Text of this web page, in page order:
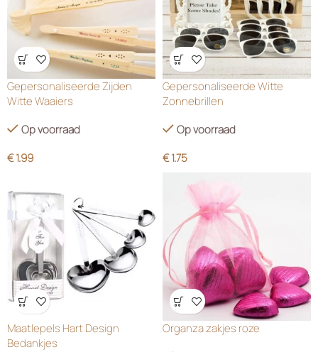
Wensenlijst
Gepersonaliseerde Zijden
Witte Waaiers
Op voorraad
€1.99
Wensenlijst
Gepersonaliseerde Witte
Zonnebrillen
Op voorraad
€1.75
Wensenlijst
Maatlepels Hart Design
Bedankjes
Wensenlijst
Organza zakjes roze